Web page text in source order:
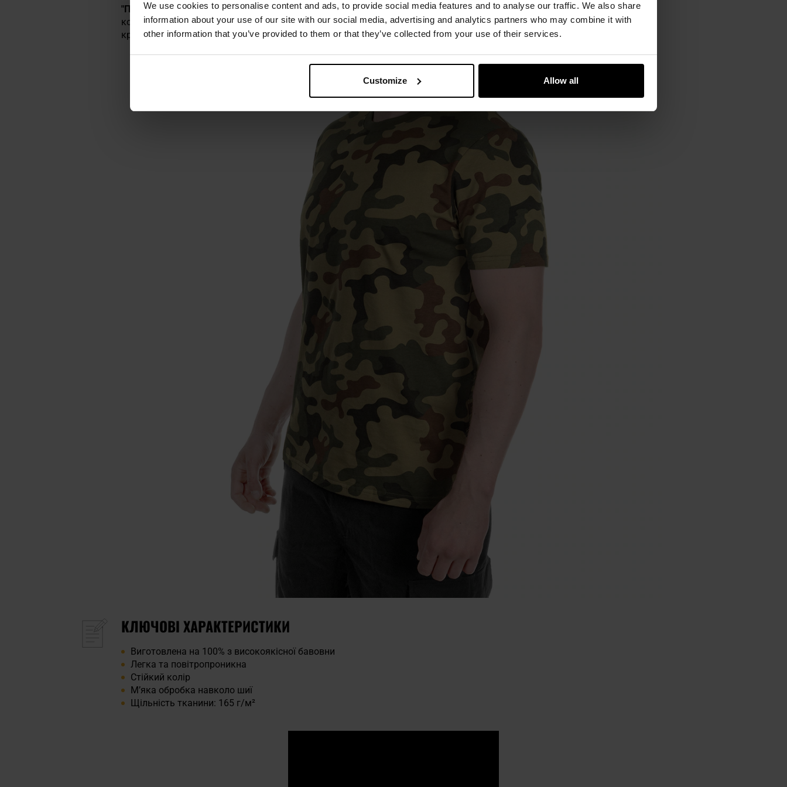
We use cookies to personalise content and ads, to provide social media features and to analyse our traffic. We also share
information about your use of our site with our social media, advertising and analytics partners who may combine it with
other information that you’ve provided to them or that they’ve collected from your use of their services.
Customize Allow all
"Пантера", який використовується уЗбройних силах Польщі. Накладені на сіро-зелений фон нерегулярні плями чорного,
коричневого та зеленого кольорів забезпечують гарне маскування у відкритих та лісистих місцевостях Польщі та інших
країн Центральної Європи.
КЛЮЧОВІ ХАРАКТЕРИСТИКИ
Виготовлена на 100% з високоякісної бавовни
Легка та повітропроникна
Стійкий колір
М’яка обробка навколо шиї
Щільність тканини: 165 г/м²